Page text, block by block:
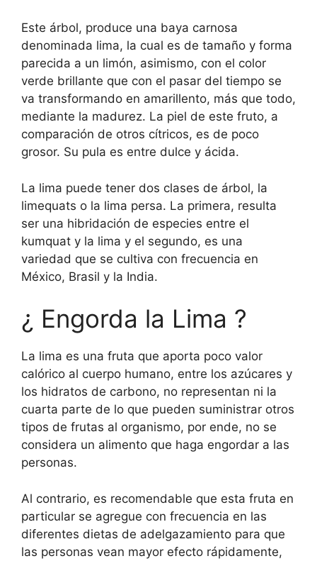
Este árbol, produce una baya carnosa
denominada lima, la cual es de tamaño y forma
parecida a un limón, asimismo, con el color
verde brillante que con el pasar del tiempo se
va transformando en amarillento, más que todo,
mediante la madurez. La piel de este fruto, a
comparación de otros cítricos, es de poco
grosor. Su pula es entre dulce y ácida.
La lima puede tener dos clases de árbol, la
limequats o la lima persa. La primera, resulta
ser una hibridación de especies entre el
kumquat y la lima y el segundo, es una
variedad que se cultiva con frecuencia en
México, Brasil y la India.
¿ Engorda la Lima ?
La lima es una fruta que aporta poco valor
calórico al cuerpo humano, entre los azúcares y
los hidratos de carbono, no representan ni la
cuarta parte de lo que pueden suministrar otros
tipos de frutas al organismo, por ende, no se
considera un alimento que haga engordar a las
personas.
Al contrario, es recomendable que esta fruta en
particular se agregue con frecuencia en las
diferentes dietas de adelgazamiento para que
las personas vean mayor efecto rápidamente,